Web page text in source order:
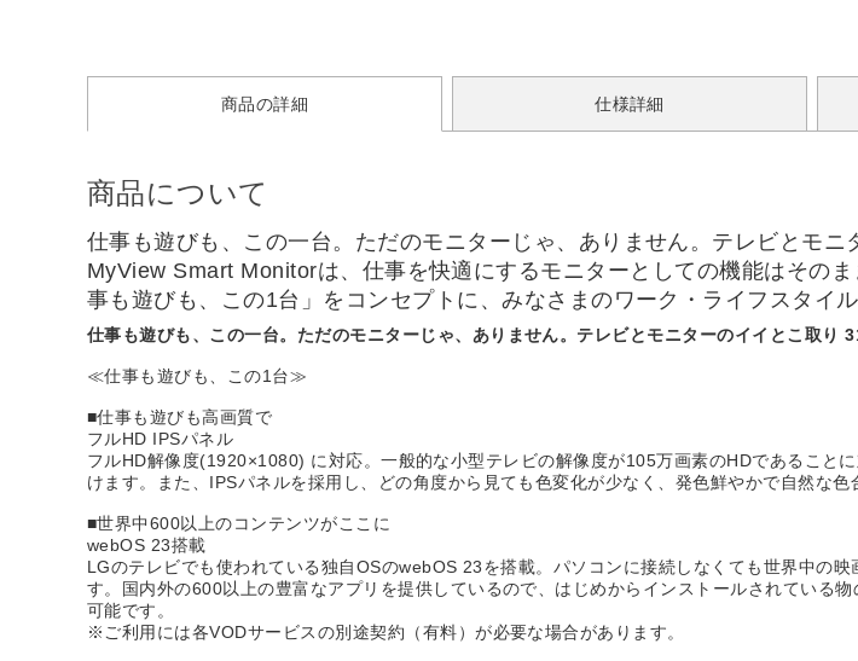
商品の詳細 仕様詳細
商品について
仕事も遊びも、この一台。ただのモニターじゃ、ありません。テレビとモ
MyView Smart Monitorは、仕事を快適にするモニターとしての機能はその
事も遊びも、この1台」をコンセプトに、みなさまのワーク・ライフスタイ
仕事も遊びも、この一台。ただのモニターじゃ、ありません。テレビとモニターのイイとこ取り
≪仕事も遊びも、この1台≫
■仕事も遊びも高画質で
フルHD IPSパネル
フルHD解像度(1920×1080) に対応。一般的な小型テレビの解像度が105万画素のHDであること
けます。また、IPSパネルを採用し、どの角度から見ても色変化が少なく、発色鮮やかで自然な色
■世界中600以上のコンテンツがここに
webOS 23搭載
LGのテレビでも使われている独自OSのwebOS 23を搭載。パソコンに接続しなくても世界中の
す。国内外の600以上の豊富なアプリを提供しているので、はじめからインストールされている
可能です。
※ご利用には各VODサービスの別途契約（有料）が必要な場合があります。